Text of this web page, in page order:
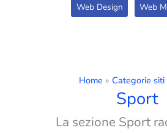
Web Design Web
Home Categorie siti
Sport
La sezione Sport